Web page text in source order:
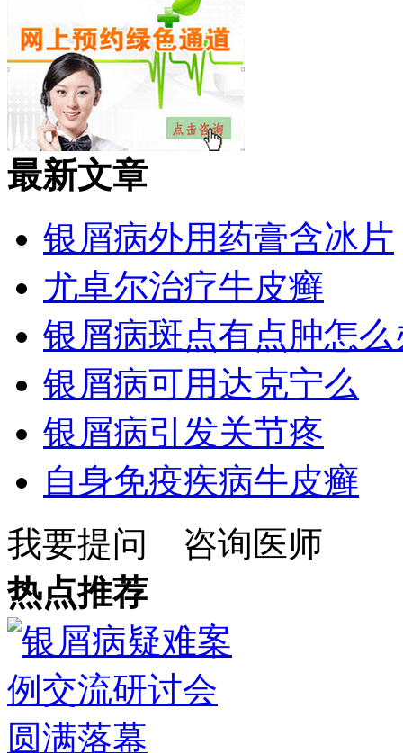
最新文章
银屑病外用药膏含冰片
尤卓尔治疗牛皮癣
银屑病斑点有点肿怎么
银屑病可用达克宁么
银屑病引发关节疼
自身免疫疾病牛皮癣
我要提问
咨询医师
热点推荐